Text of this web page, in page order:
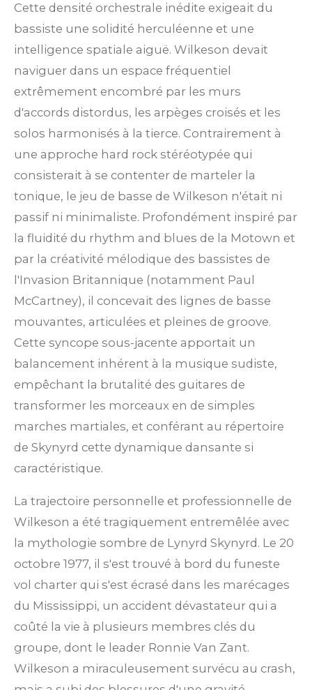
Cette densité orchestrale inédite exigeait du
bassiste une solidité herculéenne et une
intelligence spatiale aiguë. Wilkeson devait
naviguer dans un espace fréquentiel
extrêmement encombré par les murs
d'accords distordus, les arpèges croisés et les
solos harmonisés à la tierce. Contrairement à
une approche hard rock stéréotypée qui
consisterait à se contenter de marteler la
tonique, le jeu de basse de Wilkeson n'était ni
passif ni minimaliste. Profondément inspiré par
la fluidité du rhythm and blues de la Motown et
par la créativité mélodique des bassistes de
l'Invasion Britannique (notamment Paul
McCartney), il concevait des lignes de basse
mouvantes, articulées et pleines de groove.
Cette syncope sous-jacente apportait un
balancement inhérent à la musique sudiste,
empêchant la brutalité des guitares de
transformer les morceaux en de simples
marches martiales, et conférant au répertoire
de Skynyrd cette dynamique dansante si
caractéristique.
La trajectoire personnelle et professionnelle de
Wilkeson a été tragiquement entremêlée avec
la mythologie sombre de Lynyrd Skynyrd. Le 20
octobre 1977, il s'est trouvé à bord du funeste
vol charter qui s'est écrasé dans les marécages
du Mississippi, un accident dévastateur qui a
coûté la vie à plusieurs membres clés du
groupe, dont le leader Ronnie Van Zant.
Wilkeson a miraculeusement survécu au crash,